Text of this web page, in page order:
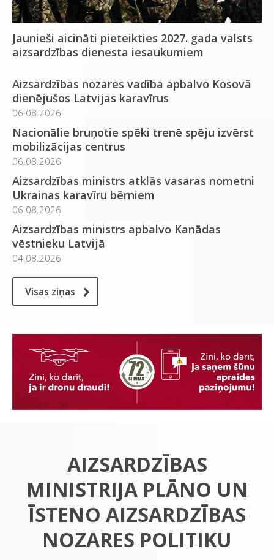
Jaunieši aicināti pieteikties 2027. gada valsts
aizsardzības dienesta iesaukumiem
Aizsardzības nozares vadība apbalvo Kosovā
dienējušos Latvijas karavīrus
06.08.2026
Nacionālie bruņotie spēki trenē spēju izvērst
mobilizācijas centrus
06.08.2026
Aizsardzības ministrs atklās vasaras nometni
Ukrainas karavīru bērniem
06.08.2026
Aizsardzības ministrs apbalvo Kanādas
vēstnieku Latvijā
04.08.2026
Visas ziņas
AIZSARDZĪBAS
MINISTRIJA PLĀNO UN
ĪSTENO AIZSARDZĪBAS
NOZARES POLITIKU